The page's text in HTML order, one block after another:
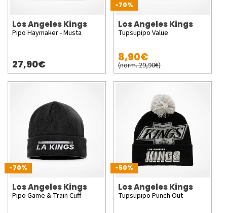
Los Angeles Kings
Pipo Haymaker - Musta
27,90€
-70%
Los Angeles Kings
Tupsupipo Value
8,90€
(norm. 29,90€)
-70%
Los Angeles Kings
Pipo Game & Train Cuff
-50%
Los Angeles Kings
Tupsupipo Punch Out